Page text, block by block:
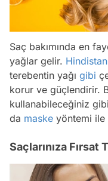
Saç bakımında en
yağlar gelir. Hindistan
terebentin yağı gibi
korur ve güçlendirir.
kullanabileceğiniz
da maske yöntemi ile
Saçlarınıza Fırsat